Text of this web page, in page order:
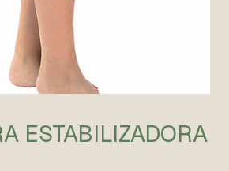
ESTABILIZADORA